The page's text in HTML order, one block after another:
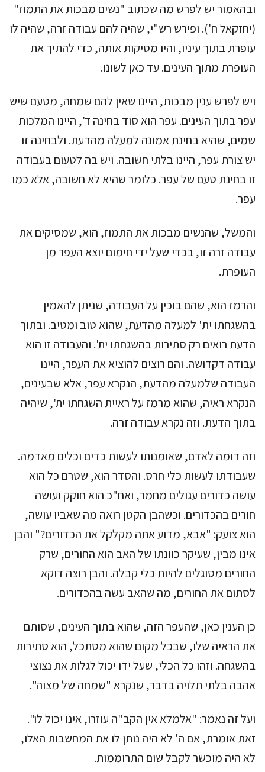
ובהאמור יש לפרש מה שכתוב "נשים מבכות את התמוז"
(יחזקאל ח'). ופירש רש"י, שהיה להם עבודה זרה, שהיה לו
עופרת בתוך עיניו, והיו מסיקות אותה, כדי להתיך את
העופרת מתוך העינים. עד כאן לשונו.
ויש לפרש ענין מבכות, היינו שאין להם שמחה, מטעם שיש
עפר בתוך העינים. עפר הוא סוד בחינה ד', היינו המלכות
שמים, שהיא בחינת אמונה למעלה מהדעת. ולבחינה זו
יש צורת עפר, היינו בלתי חשובה. ויש בה לטעום בעבודה
זו בחינת טעם של עפר. כלומר שהיא לא חשובה, אלא כמו
עפר.
והמשל, שהנשים מבכות את התמוז, הוא, שמסיקים את
עבודה זרה זו, בכדי שעל ידי חימום יוצא העפר מן
העופרת.
והרמז הוא, שהם בוכין על העבודה, שניתן להאמין
בהשגחתו ית' למעלה מהדעת, שהוא טוב ומטיב. ובתוך
הדעת רואים רק סתירות בהשגחתו ית'. והעבודה זו הוא
עבודה דקדושה. והם רוצים להוציא את העפר, היינו
העבודה שלמעלה מהדעת, הנקרא עפר, אלא שבעינים,
הנקרא ראיה, שהוא מרמז על ראיית השגחתו ית', שיהיה
בתוך הדעת. וזה נקרא עבודה זרה.
וזה דומה לאדם, שאומנותו לעשות כדים וכלים מאדמה.
שעבודתו לעשות כלי חרס. והסדר הוא, שטרם כל הוא
עושה כדורים עגולים מחמר, ואח"כ הוא חוקק ועושה
חורים בהכדורים. וכשהבן הקטן רואה מה שאביו עושה,
הוא צועק: "אבא, מדוע אתה מקלקל את הכדורים?" והבן
אינו מבין, שעיקר כוונתו של האב הוא החורים, שרק
החורים מסוגלים להיות כלי קבלה. והבן רוצה דוקא
לסתום את החורים, מה שהאב עשה בהכדורים.
כן הענין כאן, שהעפר הזה, שהוא בתוך העינים, שסותם
את הראיה שלו, שבכל מקום שהוא מסתכל, הוא סתירות
בהשגחה. וזהו כל הכלי, שעל ידו יכול לגלות את נצוצי
אהבה בלתי תלויה בדבר, שנקרא "שמחה של מצוה".
ועל זה נאמר: "אלמלא אין הקב"ה עוזרו, אינו יכול לו".
זאת אומרת, אם ה' לא היה נותן לו את המחשבות האלו,
לא היה מוכשר לקבל שום התרוממות.